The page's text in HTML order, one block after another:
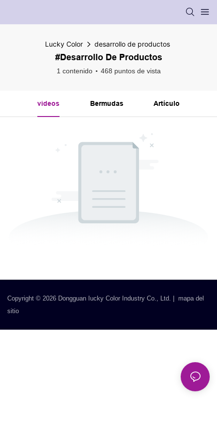
Lucky Color desarrollo de productos
#desarrollo De Productos
1 contenido 468 puntos de vista
videos Bermudas Artículo
Copyright © 2026 Dongguan Iucky Color Industry Co., Ltd. | mapa del
sitio